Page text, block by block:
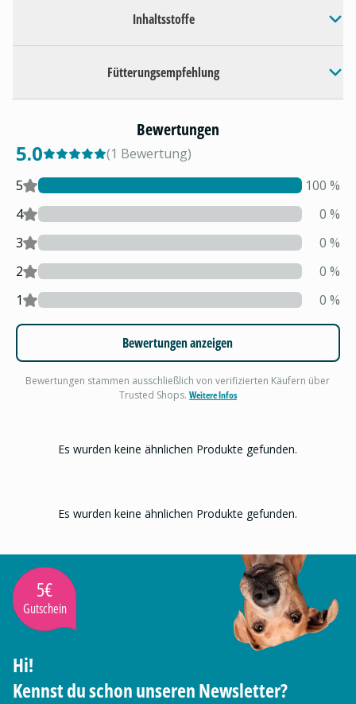
Inhaltsstoffe
Fütterungsempfehlung
Bewertungen
5.0 (1 Bewertung)
5
100 %
4
0 %
3
0 %
2
0 %
1
0 %
Bewertungen anzeigen
Bewertungen stammen ausschließlich von verifizierten Käufern über
Trusted Shops. Weitere Infos
Es wurden keine ähnlichen Produkte gefunden.
Es wurden keine ähnlichen Produkte gefunden.
5€
Gutschein
Hi!
Kennst du schon unseren Newsletter?